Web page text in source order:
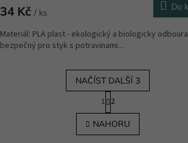
34 Kč/ ks
Do
Materiál: PLA plast - ekologický a biologicky
bezpečný pro styk s potravinami...
O
v
NAČÍST DALŠÍ 3
S
t
r
á
n
1 2
NAHORU